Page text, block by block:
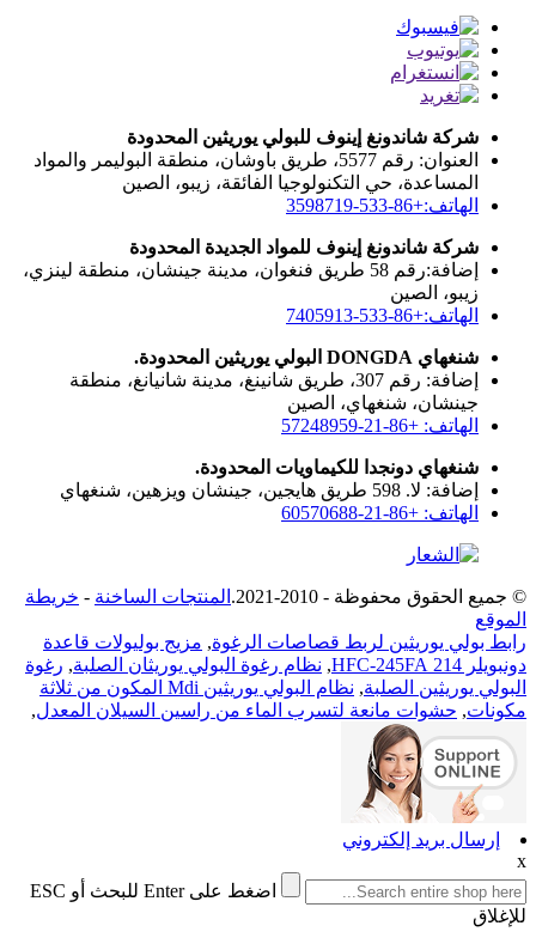
شركة شاندونغ إينوف للبولي يوريثين المحدودة
العنوان: رقم 5577، طريق باوشان، منطقة البوليمر والمواد
المساعدة، حي التكنولوجيا الفائقة، زيبو، الصين
الهاتف:+86-533-3598719
شركة شاندونغ إينوف للمواد الجديدة المحدودة
إضافة:رقم 58 طريق فنغوان، مدينة جينشان، منطقة لينزي،
زيبو، الصين
الهاتف:+86-533-7405913
شنغهاي DONGDA البولي يوريثين المحدودة.
إضافة: رقم 307، طريق شانينغ، مدينة شانيانغ، منطقة
جينشان، شنغهاي، الصين
الهاتف: +86-21-57248959
شنغهاي دونجدا للكيماويات المحدودة.
إضافة: لا. 598 طريق هايجين، جينشان ويزهين، شنغهاي
الهاتف: +86-21-60570688
© جميع الحقوق محفوظة - 2010-2021. المنتجات الساخنة - خريطة
الموقع
رابط بولي يوريثين لربط قصاصات الرغوة, مزيج بوليولات قاعدة
دونبويلر 214 HFC-245FA
, نظام رغوة البولي يوريثان الصلبة, رغوة
البولي يوريثين الصلبة,
نظام البولي يوريثين Mdi المكون من ثلاثة
مكونات, حشوات مانعة لتسرب الماء من راسين السيلان المعدل,
إرسال بريد إلكتروني
x
اضغط على Enter للبحث أو ESC
للإغلاق